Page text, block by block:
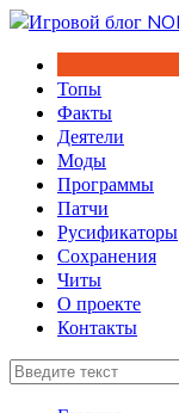
Перейти
содержимому
Топы
Факты
Деятели
Моды
Программы
Патчи
Русификаторы
Сохранения
Читы
О проекте
Контакты